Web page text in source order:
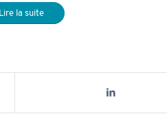
Lire la suite